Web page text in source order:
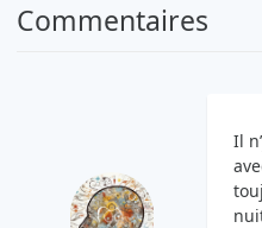
Commentaires
Il